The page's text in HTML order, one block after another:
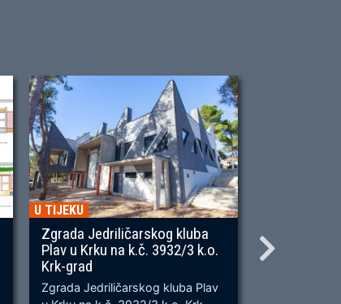
U TIJEKU
Zgrada Jedriličarskog kluba
Plav u Krku na k.č. 3932/3 k.o.
Krk-grad
Zgrada Jedriličarskog kluba Plav
OU, na